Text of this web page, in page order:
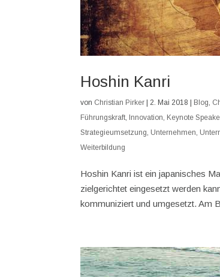
Hoshin Kanri
von Christian Pirker | 2. Mai 2018 | Blog
Führungskraft Innovation Keynote
Strategieumsetzung Unternehmen
Weiterbildung
Hoshin Kanri ist ein japanisches
zielgerichtet eingesetzt werden
kommuniziert und umgesetzt. Am